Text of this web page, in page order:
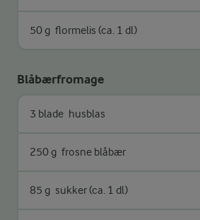
50 g flormelis (ca. 1 dl)
Blåbærfromage
3 blade husblas
250 g frosne blåbær
85 g sukker (ca. 1 dl)